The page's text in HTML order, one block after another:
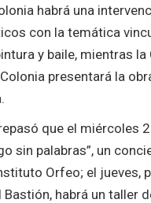
habrá una
con la temática
y baile, mientras la
presentará la
que el miércoles
sin palabras”, un
Orfeo; el jueves,
habrá un taller